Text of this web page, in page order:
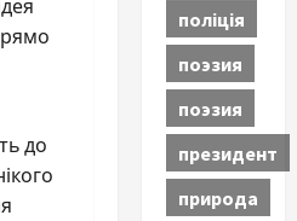
до
поліція
поэзия
поэзия
президент
природа